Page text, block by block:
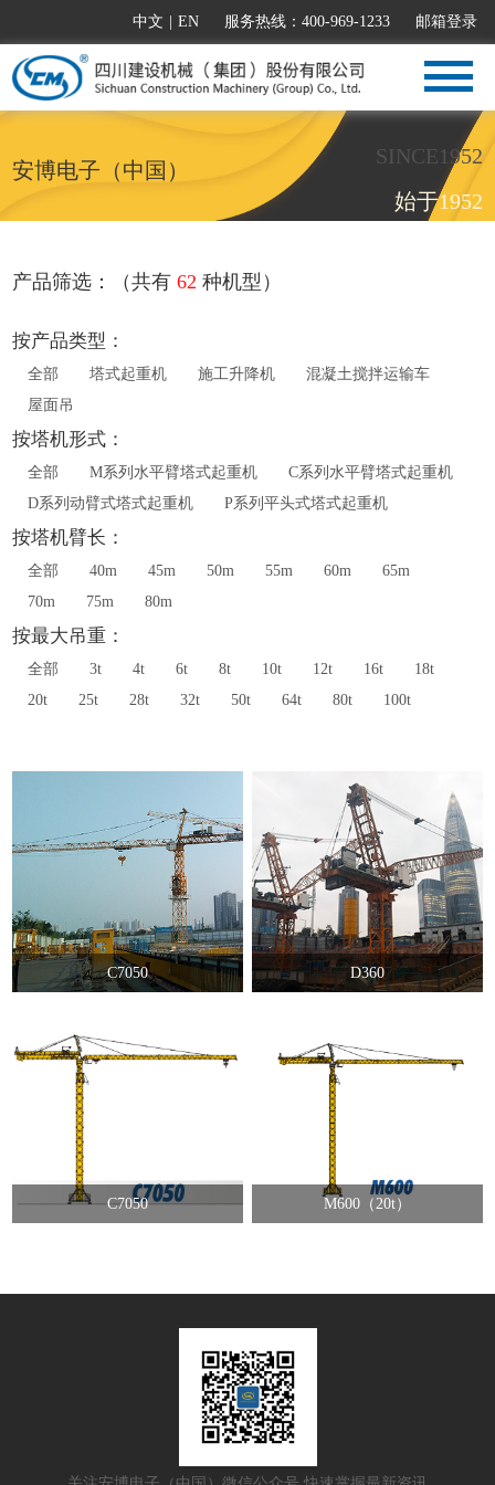
中文 EN 服务热线：400-969-1233 邮箱登录
安博电子（中国）
SINCE1952
始于1952
产品筛选：（共有62 种机型）
按产品类型：
全部 塔式起重机 施工升降机
混凝土搅拌运输车
屋面吊
按塔机形式：
全部 M系列水平臂塔式起重机
C系列水平臂塔式起重机
D系列动臂式塔式起重机
P系列平头式塔式起重机
按塔机臂长：
全部 40m 45m 50m 55m 60m
65m
70m
75m 80m
按最大吊重：
全部 3t 4t 6t 8t 10t 12t 16t
18t
20t
25t 28t 32t 50t 64t 80t 100t
C7050 D360
C7050 M600（20t）